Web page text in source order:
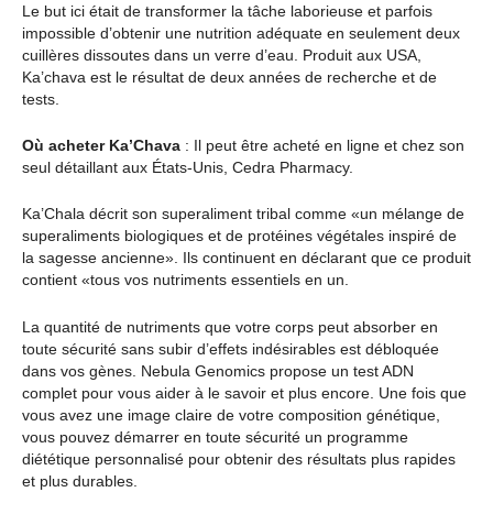
Le but ici était de transformer la tâche laborieuse et parfois
impossible d’obtenir une nutrition adéquate en seulement deux
cuillères dissoutes dans un verre d’eau. Produit aux USA,
Ka’chava est le résultat de deux années de recherche et de
tests.
Où acheter Ka’Chava : Il peut être acheté en ligne et chez son
seul détaillant aux États-Unis, Cedra Pharmacy.
Ka’Chala décrit son superaliment tribal comme «un mélange de
superaliments biologiques et de protéines végétales inspiré de
la sagesse ancienne». Ils continuent en déclarant que ce produit
contient «tous vos nutriments essentiels en un.
La quantité de nutriments que votre corps peut absorber en
toute sécurité sans subir d’effets indésirables est débloquée
dans vos gènes. Nebula Genomics propose un test ADN
complet pour vous aider à le savoir et plus encore. Une fois que
vous avez une image claire de votre composition génétique,
vous pouvez démarrer en toute sécurité un programme
diététique personnalisé pour obtenir des résultats plus rapides
et plus durables.